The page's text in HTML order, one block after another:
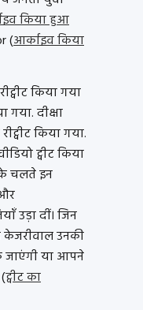
किया हुआ
(आर्काइव किया
किया गया
गया. दीक्षा
किया गया.
ट्वीट किया
चलते इन
उड़ा दीं। जिन
केजरीवालउनकी
या आपने
ट्वीट का